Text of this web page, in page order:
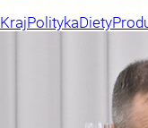
KrajPolitykaDiety